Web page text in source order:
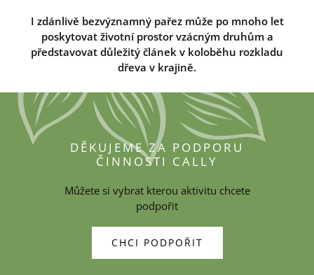
I zdánlivě bezvýznamný pařez může po mnoho let
poskytovat životní prostor vzácným druhům a
představovat důležitý článek v koloběhu rozkladu
dřeva v krajině.
DĚKUJEME ZA PODPORU
ČINNOSTI CALLY
Můžete si vybrat kterou aktivitu chcete
podpořit
CHCI PODPOŘIT